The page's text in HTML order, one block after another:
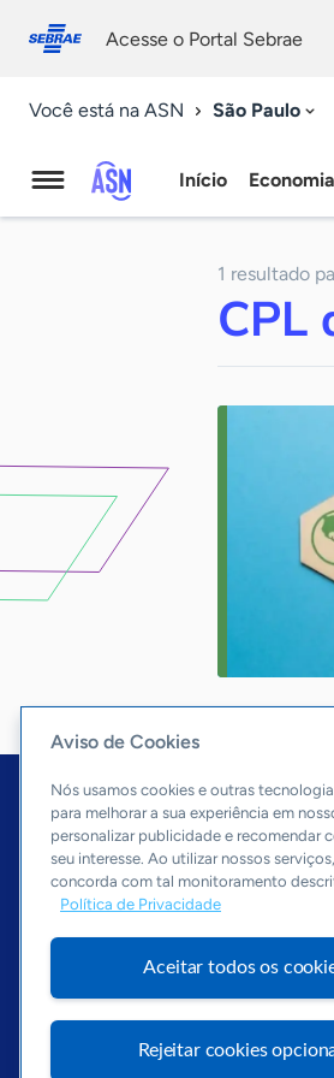
conosco
Acesse o Portal Sebrae
Você está na ASN São Paulo
Agência
Notícias
Início
1 resultado
CPL
InícioSão
Editorias
Economia &
Aviso de Cookies
Nós usamos cookies e outras
para melhorar a sua experiência em
personalizar publicidade e recomendar
seu interesse. Ao utilizar nossos
concorda com tal monitoramento
Política de Privacidade
Aceitar todos os
Rejeitar cookies